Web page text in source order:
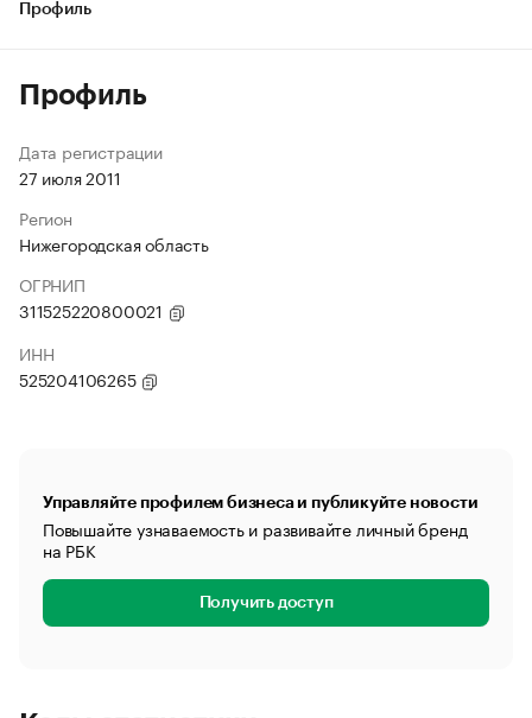
Профиль
Профиль
Дата регистрации
27 июля 2011
Регион
Нижегородская область
ОГРНИП
311525220800021
ИНН
525204106265
Управляйте профилем бизнеса и публикуйте новости
Повышайте узнаваемость и развивайте личный бренд
на РБК
Получить доступ